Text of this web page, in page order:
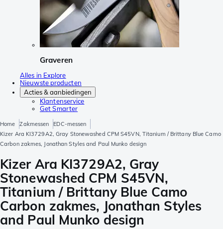
Graveren
Alles in Explore
Nieuwste producten
Acties & aanbiedingen
Klantenservice
Get Smarter
Home Zakmessen
EDC-messen
Kizer Ara KI3729A2, Gray Stonewashed CPM S45VN, Titanium / Brittany Blue Camo
Carbon zakmes, Jonathan Styles and Paul Munko design
Kizer Ara KI3729A2, Gray
Stonewashed CPM S45VN,
Titanium / Brittany Blue Camo
Carbon zakmes, Jonathan Styles
and Paul Munko design